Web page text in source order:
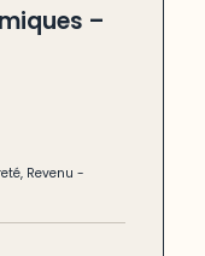
–
, Revenu -